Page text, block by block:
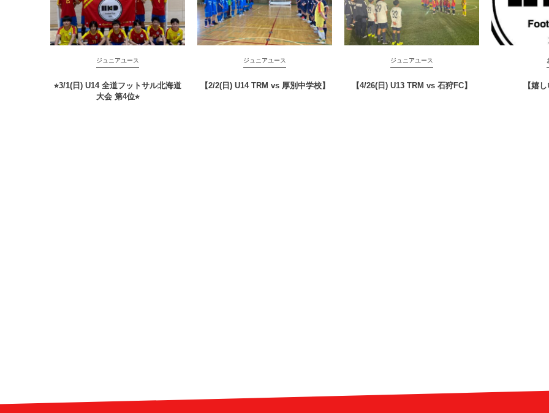
ジュニアユース
⭐︎3/1(日) U14 全道フットサル北海道
大会 第4位⭐︎
ジュニアユース
【2/2(日) U14 TRM vs 厚別中学校】
ジュニアユース
【4/26(日) U13 TRM vs 石狩FC】 【嬉